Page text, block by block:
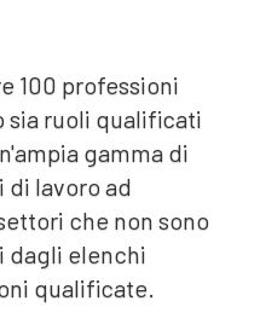
100 professioni
sia ruoli qualificati
gamma di
di lavoro ad
che non sono
dagli elenchi
qualificate.